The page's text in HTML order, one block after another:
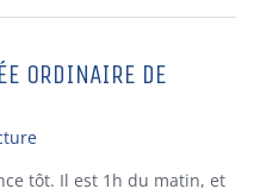
ORDINAIRE DE
tôt. Il est 1h du matin, et